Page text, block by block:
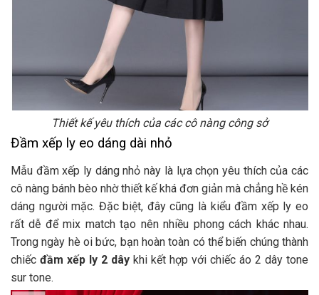
Thiết kế yêu thích của các cô nàng công sở
Đầm xếp ly eo dáng dài nhỏ
Mẫu đầm xếp ly dáng nhỏ này là lựa chọn yêu thích của các
cô nàng bánh bèo nhờ thiết kế khá đơn giản mà chẳng hề kén
dáng người mặc. Đặc biệt, đây cũng là kiểu đầm xếp ly eo
rất dễ để mix match tạo nên nhiều phong cách khác nhau.
Trong ngày hè oi bức, bạn hoàn toàn có thể biến chúng thành
chiếc đầm xếp ly 2 dây khi kết hợp với chiếc áo 2 dây tone
sur tone.